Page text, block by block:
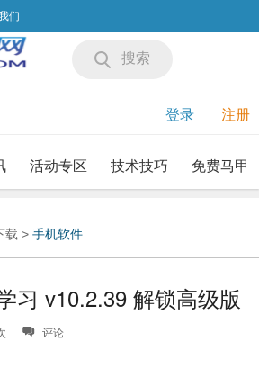
们
搜索
登录 注册
活动专区 技术技巧 免费马甲
载 > 手机软件
习 v10.2.39 解锁高级版
评论